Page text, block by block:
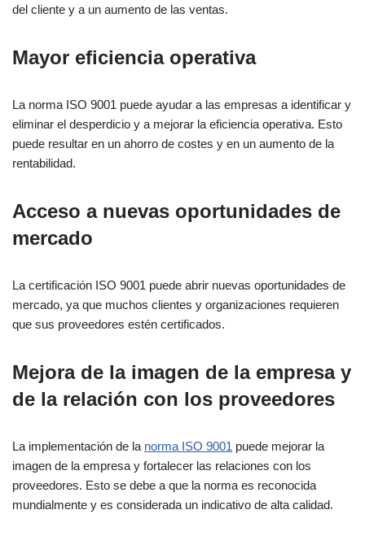
del cliente y a un aumento de las ventas.
Mayor eficiencia operativa
La norma ISO 9001 puede ayudar a las empresas a identificar y
eliminar el desperdicio y a mejorar la eficiencia operativa. Esto
puede resultar en un ahorro de costes y en un aumento de la
rentabilidad.
Acceso a nuevas oportunidades de
mercado
La certificación ISO 9001 puede abrir nuevas oportunidades de
mercado, ya que muchos clientes y organizaciones requieren
que sus proveedores estén certificados.
Mejora de la imagen de la empresa y
de la relación con los proveedores
La implementación de la norma ISO 9001 puede mejorar la
imagen de la empresa y fortalecer las relaciones con los
proveedores. Esto se debe a que la norma es reconocida
mundialmente y es considerada un indicativo de alta calidad.